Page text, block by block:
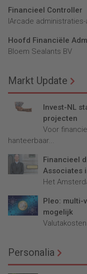
Financieel Controller
lArcade
Hoofd Financiële
Bloem Sealants BV
Markt Update
Invest-NL
projecten
Voor
hanteerbaar...
Financieel
Associates
Het
Pleo: multi-
mogelijk
Personalia